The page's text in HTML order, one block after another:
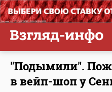
"Подымили".
в вейп-шоп у